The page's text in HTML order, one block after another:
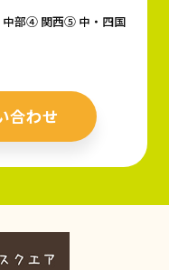
部④ 関西⑤ 中・四国
合わせ